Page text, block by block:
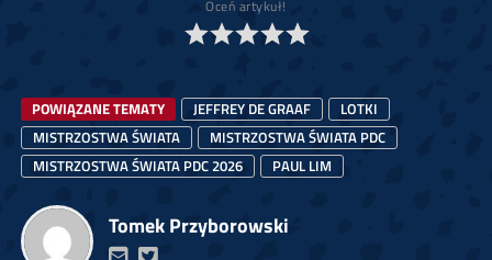
Oceń artykuł!
POWIĄZANE TEMATY JEFFREY DE GRAAF
LOTKI
MISTRZOSTWA ŚWIATA
MISTRZOSTWA ŚWIATA PDC
MISTRZOSTWA ŚWIATA PDC 2026
PAUL LIM
Tomek Przyborowski